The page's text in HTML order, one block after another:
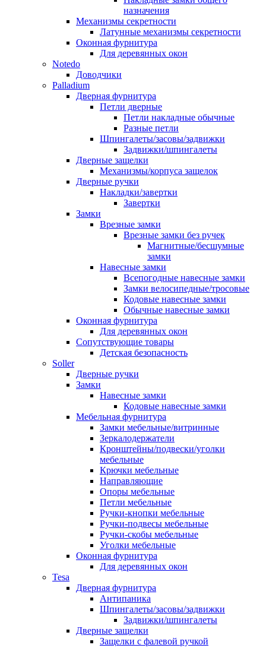
назначения
Механизмы секретности
Латунные механизмы секретности
Оконная фурнитура
Для деревянных окон
Notedo
Доводчики
Palladium
Дверная фурнитура
Петли дверные
Петли накладные обычные
Разные петли
Шпингалеты/засовы/задвижки
Задвижки/шпингалеты
Дверные защелки
Механизмы/корпуса защелок
Дверные ручки
Накладки/завертки
Завертки
Замки
Врезные замки
Врезные замки без ручек
Магнитные/бесшумные
замки
Навесные замки
Всепогодные навесные замки
Замки велосипедные/тросовые
Кодовые навесные замки
Обычные навесные замки
Оконная фурнитура
Для деревянных окон
Сопутствующие товары
Детская безопасность
Soller
Дверные ручки
Замки
Навесные замки
Кодовые навесные замки
Мебельная фурнитура
Замки мебельные/витринные
Зеркалодержатели
Кронштейны/подвески/уголки
мебельные
Крючки мебельные
Направляющие
Опоры мебельные
Петли мебельные
Ручки-кнопки мебельные
Ручки-подвесы мебельные
Ручки-скобы мебельные
Уголки мебельные
Оконная фурнитура
Для деревянных окон
Tesa
Дверная фурнитура
Антипаника
Шпингалеты/засовы/задвижки
Задвижки/шпингалеты
Дверные защелки
Защелки с фалевой ручкой